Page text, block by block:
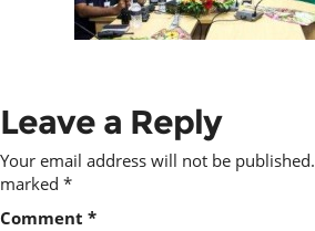
Leave a Reply
Your email address will not be published.
marked *
Comment *